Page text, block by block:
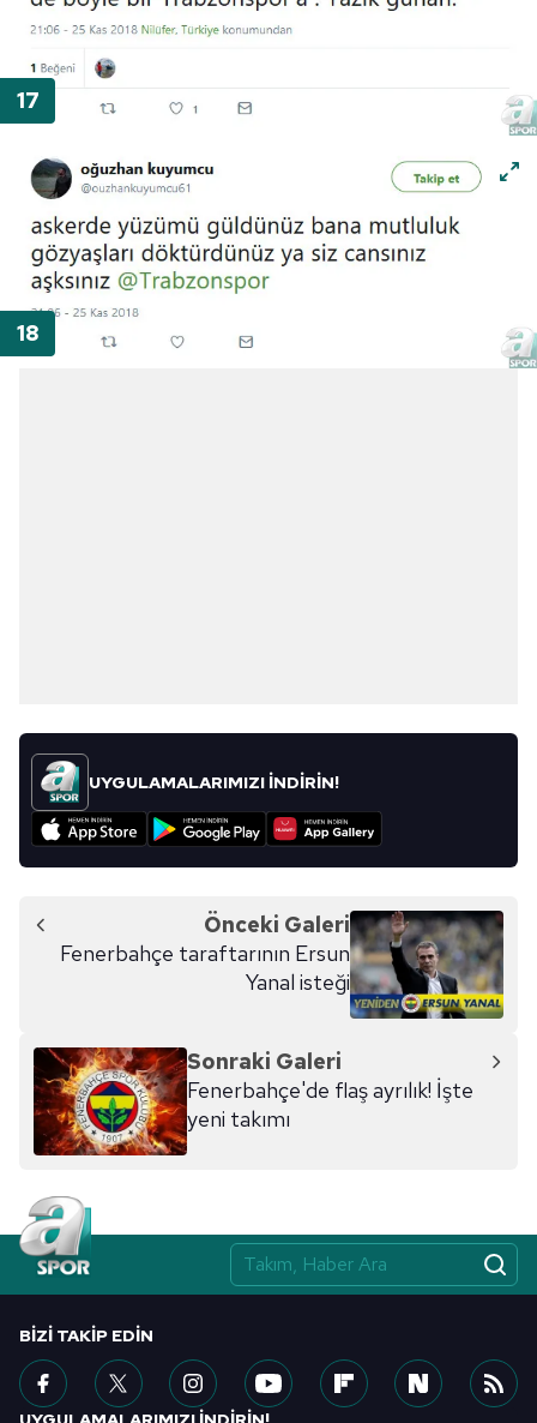
UYGULAMALARIMIZI İNDİRİN!
Önceki Galeri
Fenerbahçe taraftarının Ersun
Yanal isteği
Sonraki Galeri
Fenerbahçe'de flaş ayrılık! İşte
yeni takımı
BIZI TAKIP EDIN